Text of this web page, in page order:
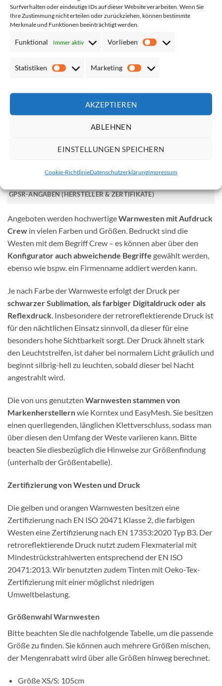
Surfverhalten oder eindeutige IDs auf dieser Website verarbeiten. Wenn Sie
Ihre Zustimmung nicht erteilen oder zurückziehen, können bestimmte
Merkmale und Funktionen beeinträchtigt werden.
Funktional Immer aktiv Vorlieben
Vorlieben
Statistiken
Statistiken
Marketing
Marketing
AKZEPTIEREN
ABLEHNEN
EINSTELLUNGEN SPEICHERN
Cookie-RichtlinieDatenschutzerklärungImpressum
IN DEN WARENKORB
GLEICHEM Design?
Sie brauchen weitere Größen / Farben mit
ANDEREM Design?
BESCHREIBUNG
ZUSÄTZLICHE INFORMATION
GPSR-ANGABEN (HERSTELLER & ZERTIFIKATE)
Angeboten werden hochwertigeWarnwesten mit Aufdruck
Crew in vielen Farben und Größen. Bedruckt sind die
Westen mit dem Begriff Crew – es können aber über den
Konfigurator auch abweichende Begriffe gewählt werden,
ebenso wie bspw. ein Firmenname addiert werden kann.
Je nach Farbe der Warnweste erfolgt der Druck per
schwarzer Sublimation, als farbiger Digitaldruck oder als
Reflexdruck. Insbesondere der retroreflektierende Druck ist
für den nächtlichen Einsatz sinnvoll, da dieser für eine
besonders hohe Sichtbarkeit sorgt. Der Druck ähnelt stark
den Leuchtstreifen, ist daher bei normalem Licht gräulich und
beginnt silbrig-hell zu leuchten, sobald dieser bei Nacht
angestrahlt wird.
Die von uns genutzten Warnwesten stammen von
Markenherstellernwie Korntex und EasyMesh. Sie besitzen
einen querliegenden, länglichen Klettverschluss, sodass man
über diesen den Umfang der Weste variieren kann. Bitte
beacten Sie diesbezüglich die Hinweise zur Größenfindung
(unterhalb der Größentabelle).
Zertifizierung von Westen und Druck
Die gelben und orangen Warnwesten besitzen eine
Zertifizierung nach EN ISO 20471 Klasse 2, die farbigen
Westen eine Zertifizierung nach EN 17353:2020 Typ B3. Der
retroreflektierende Druck nutzt zudem Flexmaterial mit
Mindestrückstrahlwerten entsprechend der EN ISO
20471:2013. Wir benutzten zudem Tinten mit Oeko-Tex-
Zertifizierung mit einer möglichst niedrigen
Umweltbelastung.
Größenwahl Warnwesten
Bitte beachten Sie die nachfolgende Tabelle, um die passende
Größe zu finden. Sie können auch mehrere Größen mischen,
der Mengenrabatt wird über alle Größen hinweg berechnet.
Größe XS/S: 105cm